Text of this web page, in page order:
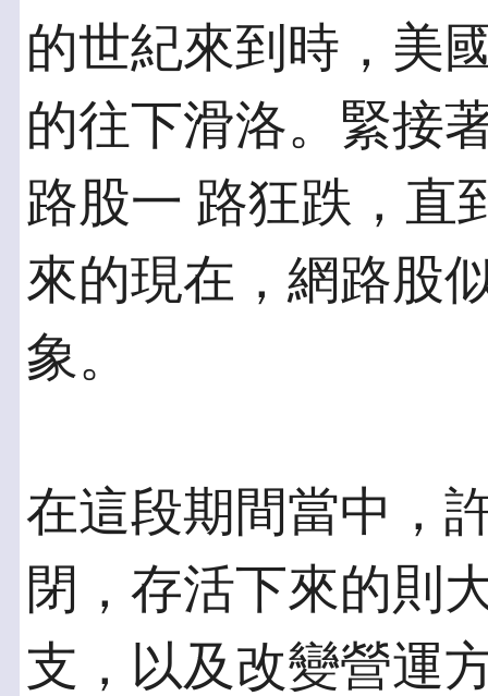
的世紀來到時，美
的往下滑洛。緊接
路股一 路狂跌，直
來的現在，網路股
象。
在這段期間當中，
閉，存活下來的則
支，以及改變營運